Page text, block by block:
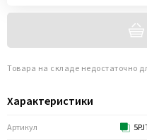
Характеристики
Артикул
Товара на складе недостаточно